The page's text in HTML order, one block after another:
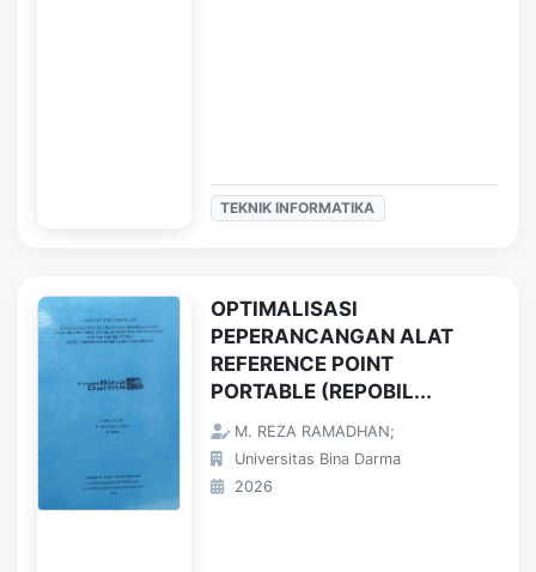
TEKNIK INFORMATIKA
OPTIMALISASI
PEPERANCANGAN ALAT
REFERENCE POINT
PORTABLE (REPOBIL...
M. REZA RAMADHAN;
Universitas Bina Darma
2026